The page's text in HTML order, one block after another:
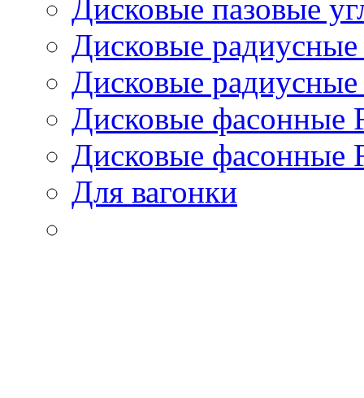
Дисковые пазовые
Дисковые
Дисковые
Дисковые фасонные
Дисковые фасонные
Для вагонки